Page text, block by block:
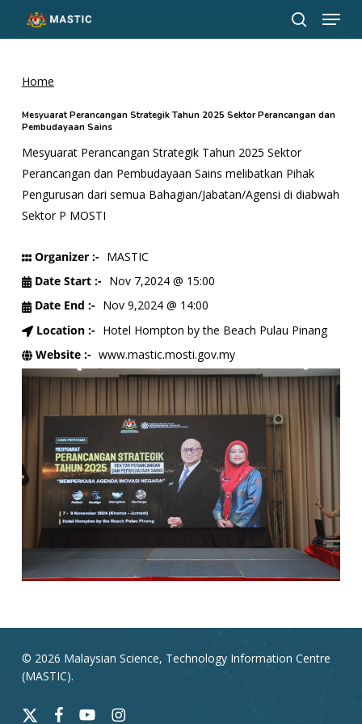
search
Menu
Home
Mesyuarat Perancangan Strategik Tahun 2025 Sektor Perancangan dan
Pembudayaan Sains
Mesyuarat Perancangan Strategik Tahun 2025 Sektor
Perancangan dan Pembudayaan Sains melibatkan Pihak
Pengurusan dari semua Bahagian/Jabatan/Agensi di diabwah
Sektor P MOSTI
Organizer :- MASTIC
Date Start :- Nov 7,2024 @ 15:00
Date End :- Nov 9,2024 @ 14:00
Location :- Hotel Hompton by the Beach Pulau Pinang
Website :- www.mastic.mosti.gov.my
© 2026 Malaysian Science, Technology Information Centre
(MASTIC).
x-
facebookyoutubeinstagram